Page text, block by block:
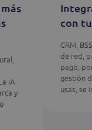
IA
y
con
CRM,
de red,
pago,
gestión
usas, se